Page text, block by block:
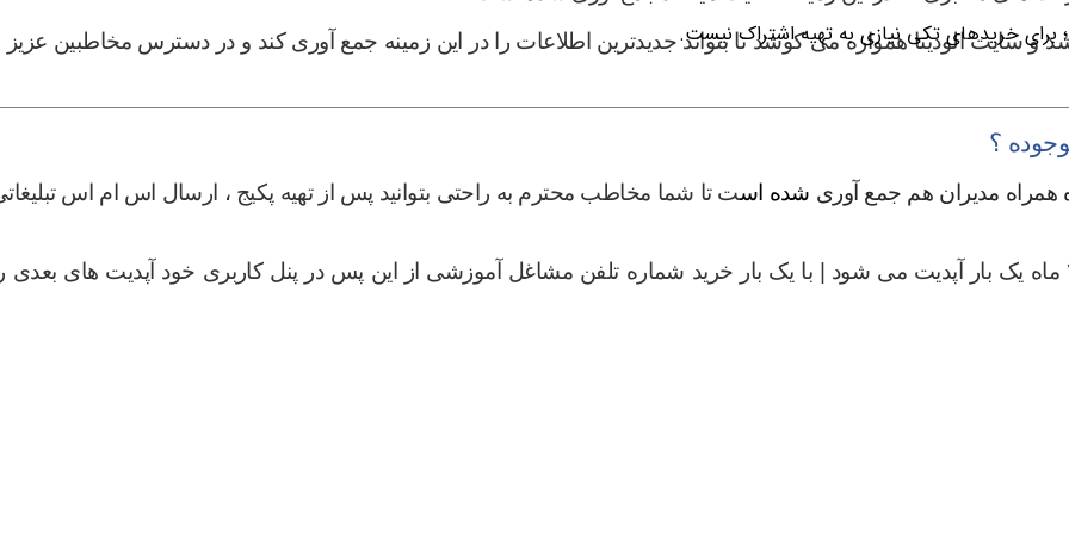
الودیتا همواره می کوشد تا بتواند جدیدترین اطلاعات را در این زمینه جمع آوری کند و در دسترس مخاطبین عزیز
؟
همراه مدیران هم جمع آوری شده است تا شما مخاطب محترم به راحتی بتوانید پس از تهیه پکیج ، ارسال اس ام اس
| با یک بار خرید شماره تلفن مشاغل آموزشی از این پس در پنل کاربری خود آپدیت های بعدی
برای خریدهای تکی نیازی به تهیه اشتراک نیست.